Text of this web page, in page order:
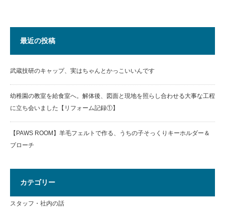
最近の投稿
武蔵技研のキャップ、実はちゃんとかっこいいんです
幼稚園の教室を給食室へ。解体後、図面と現地を照らし合わせる大事な工程
に立ち会いました【リフォーム記録①】
【PAWS ROOM】羊毛フェルトで作る、うちの子そっくりキーホルダー＆
ブローチ
カテゴリー
スタッフ・社内の話